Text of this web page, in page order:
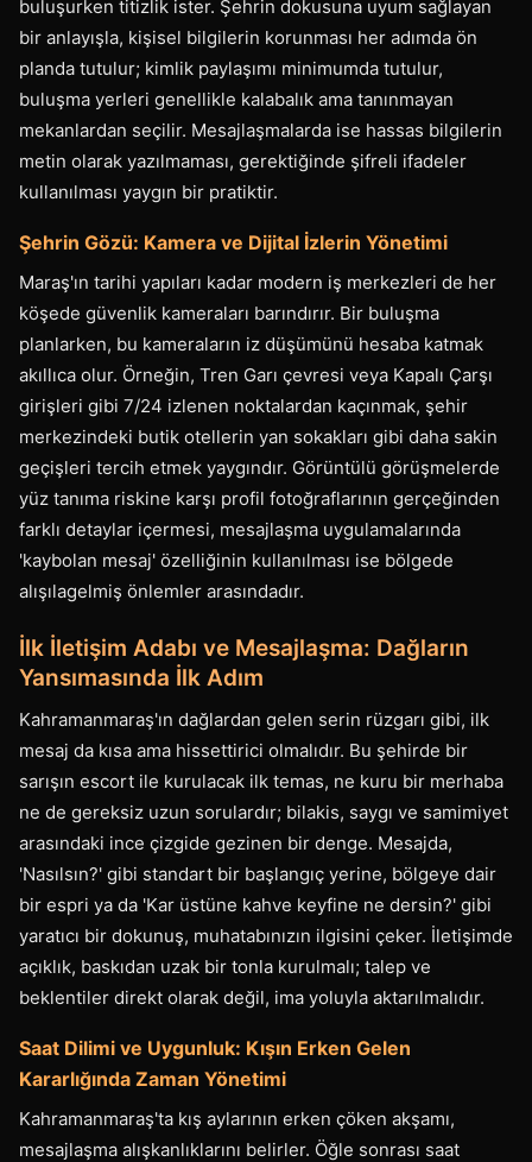
buluşurken titizlik ister. Şehrin dokusuna uyum sağlayan
bir anlayışla, kişisel bilgilerin korunması her adımda ön
planda tutulur; kimlik paylaşımı minimumda tutulur,
buluşma yerleri genellikle kalabalık ama tanınmayan
mekanlardan seçilir. Mesajlaşmalarda ise hassas bilgilerin
metin olarak yazılmaması, gerektiğinde şifreli ifadeler
kullanılması yaygın bir pratiktir.
Şehrin Gözü: Kamera ve Dijital İzlerin Yönetimi
Maraş'ın tarihi yapıları kadar modern iş merkezleri de her
köşede güvenlik kameraları barındırır. Bir buluşma
planlarken, bu kameraların iz düşümünü hesaba katmak
akıllıca olur. Örneğin, Tren Garı çevresi veya Kapalı Çarşı
girişleri gibi 7/24 izlenen noktalardan kaçınmak, şehir
merkezindeki butik otellerin yan sokakları gibi daha sakin
geçişleri tercih etmek yaygındır. Görüntülü görüşmelerde
yüz tanıma riskine karşı profil fotoğraflarının gerçeğinden
farklı detaylar içermesi, mesajlaşma uygulamalarında
'kaybolan mesaj' özelliğinin kullanılması ise bölgede
alışılagelmiş önlemler arasındadır.
İlk İletişim Adabı ve Mesajlaşma: Dağların
Yansımasında İlk Adım
Kahramanmaraş'ın dağlardan gelen serin rüzgarı gibi, ilk
mesaj da kısa ama hissettirici olmalıdır. Bu şehirde bir
sarışın escort ile kurulacak ilk temas, ne kuru bir merhaba
ne de gereksiz uzun sorulardır; bilakis, saygı ve samimiyet
arasındaki ince çizgide gezinen bir denge. Mesajda,
'Nasılsın?' gibi standart bir başlangıç yerine, bölgeye dair
bir espri ya da 'Kar üstüne kahve keyfine ne dersin?' gibi
yaratıcı bir dokunuş, muhatabınızın ilgisini çeker. İletişimde
açıklık, baskıdan uzak bir tonla kurulmalı; talep ve
beklentiler direkt olarak değil, ima yoluyla aktarılmalıdır.
Saat Dilimi ve Uygunluk: Kışın Erken Gelen
Kararlığında Zaman Yönetimi
Kahramanmaraş'ta kış aylarının erken çöken akşamı,
mesajlaşma alışkanlıklarını belirler. Öğle sonrası saat